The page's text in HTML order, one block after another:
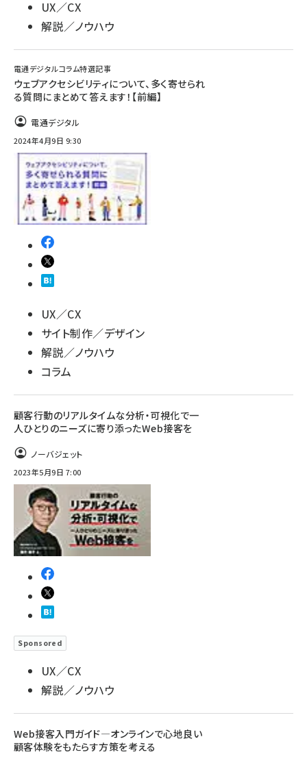
UX／CX
解説／ノウハウ
電通デジタルコラム特選記事
ウェブアクセシビリティについて、多く寄せられ
る質問にまとめて答えます！【前編】
電通デジタル
2024年4月9日 9:30
UX／CX
サイト制作／デザイン
解説／ノウハウ
コラム
顧客行動のリアルタイムな分析・可視化で一
人ひとりのニーズに寄り添ったWeb接客を
ノーバジェット
2023年5月9日 7:00
Sponsored
UX／CX
解説／ノウハウ
Web接客入門ガイド―オンラインで心地良い
顧客体験をもたらす方策を考える